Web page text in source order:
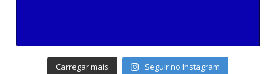
Carregar mais Seguir no Instagram